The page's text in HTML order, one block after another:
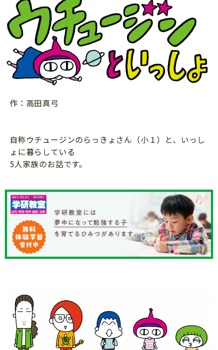
年中
年長
小学1年生
小学2年生
小学3年生
小学4年生
小学5年生
小学6年生
こそだてニュース
イベント
ニュース
そだち＆まなび
ワーク・ドリル
幼稚園・保育園
科学・プログラミング
絵本・読み聞かせ
自由研究・工作
本・読書
運動・あそび・ゲーム
英語
習い事
こそだて生活
住まい
ファッション・美容
トラブル
親子でいっしょに
人間関係
おでかけ
家族
料理
マネー
健康
こそだてマンガ
作：高田真弓
自称ウチュージンのらっきょさん（小１）と、いっし
ょに暮らしている
5人家族のお話です。